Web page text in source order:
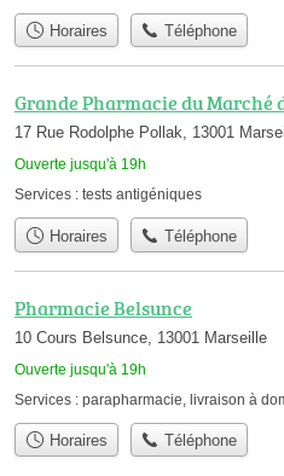
Horaires Téléphone
Grande Pharmacie du Marché
17 Rue Rodolphe Pollak, 13001
Ouverte jusqu'à 19h
Services : tests antigéniques
Horaires Téléphone
Pharmacie Belsunce
10 Cours Belsunce, 13001 Marseille
Ouverte jusqu'à 19h
Services : parapharmacie livraison à
Horaires Téléphone